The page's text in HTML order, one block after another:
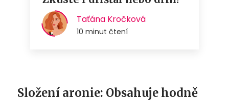
Složení aronie: Obsahuje hodně